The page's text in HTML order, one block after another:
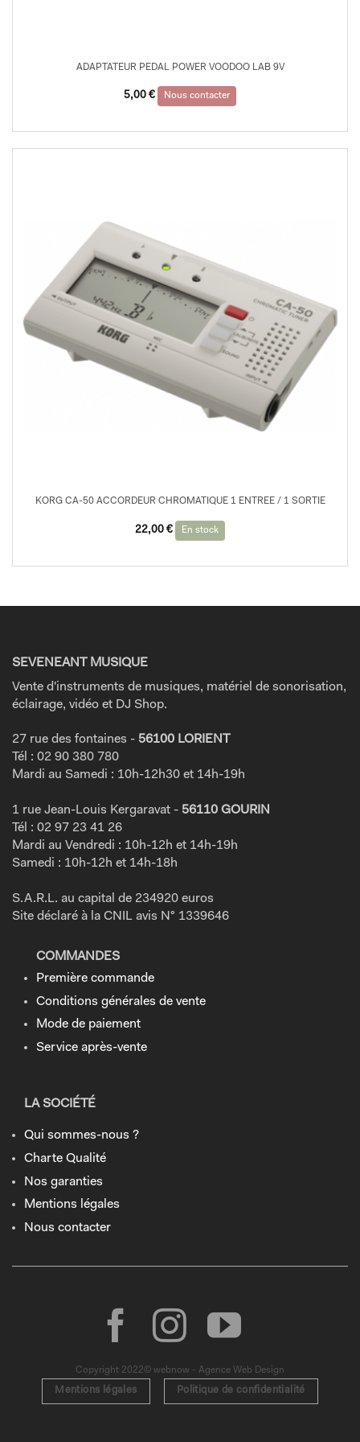
ADAPTATEUR PEDAL POWER VOODOO LAB 9V
5,00 € Nous contacter
KORG CA-50 ACCORDEUR CHROMATIQUE 1 ENTREE / 1 SORTIE
22,00 € En stock
SEVENEANT MUSIQUE
Vente d'instruments de musiques, matériel de sonorisation,
éclairage, vidéo et DJ Shop.
27 rue des fontaines - 56100 LORIENT
Tél : 02 90 380 780
Mardi au Samedi : 10h-12h30 et 14h-19h
1 rue Jean-Louis Kergaravat - 56110 GOURIN
Tél : 02 97 23 41 26
Mardi au Vendredi : 10h-12h et 14h-19h
Samedi : 10h-12h et 14h-18h
S.A.R.L. au capital de 234920 euros
Site déclaré à la CNIL avis N° 1339646
COMMANDES
Première commande
Conditions générales de vente
Mode de paiement
Service après-vente
LA SOCIÉTÉ
Qui sommes-nous ?
Charte Qualité
Nos garanties
Mentions légales
Nous contacter
Copyright 2022© webnow - Agence Web Design
Mentions légales Politique de confidentialité